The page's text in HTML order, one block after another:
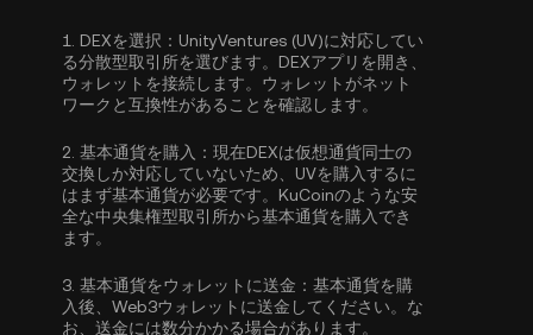
1. DEXを選択： UnityVentures (UV)に対応してい
る分散型取引所を選びます。DEXアプリを開き、
ウォレットを接続します。ウォレットがネット
ワークと互換性があることを確認します。
2. 基本通貨を購入： 現在DEXは仮想通貨同士の
交換しか対応していないため、UVを購入するに
はまず基本通貨が必要です。KuCoinのような安
全な中央集権型取引所から基本通貨を購入 でき
ます。
3. 基本通貨をウォレットに送金： 基本通貨を購
入後、Web3ウォレットに送金してください。な
お、送金には数分かかる場合があります。